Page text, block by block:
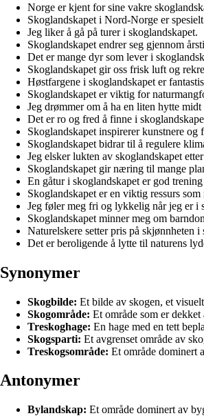
Norge er kjent for sine vakre
Skoglandskapet i Nord-Norge er
Jeg liker å gå på turer i skoglandskapet.
Skoglandskapet endrer seg gjennom
Det er mange dyr som lever i
Skoglandskapet gir oss frisk luft og
Høstfargene i skoglandskapet er
Skoglandskapet er viktig for
Jeg drømmer om å ha en liten hytte
Det er ro og fred å finne i
Skoglandskapet inspirerer kunstnere og
Skoglandskapet bidrar til å regulere
Jeg elsker lukten av skoglandskapet
Skoglandskapet gir næring til mange
En gåtur i skoglandskapet er god
Skoglandskapet er en viktig ressurs som
Jeg føler meg fri og lykkelig når jeg er i
Skoglandskapet minner meg om
Naturelskere setter pris på skjønnheten i
Det er beroligende å lytte til naturens
Synonymer
Skogbilde: Et bilde av skogen, et
Skogområde: Et område som er
Treskoghage: En hage med en tett
Skogsparti: Et avgrenset område av
Treskogsområde: Et område dominert
Antonymer
Bylandskap: Et område dominert av